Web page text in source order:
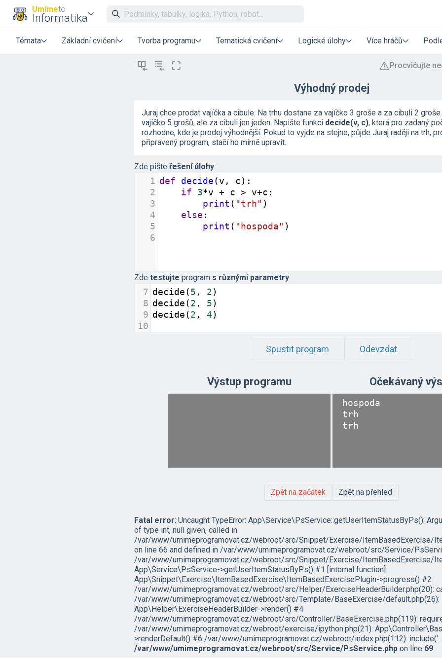
Umímeto
Informatika
Témata Základní cvičení Tvorba programu Tematická cvičení Logické úlohy Více hráčů
Výhodný prodej
Juraj chce prodat vajíčka a cibule. Na trhu dostane za vajíčko 3 groše a za cibuli 2
vajíčko 5 grošů, ale za cibuli jen jeden. Napište funkci decide(v, c), která pro zadaný
rozhodne, kde je prodej výhodnější. Pokud to vyjde na stejno, půjde Juraj raději na trh,
připravený program, stačí ho mírně upravit.
Zde pište řešení úlohy
1 def decide(v , c):
2
if 3*v + c > v+c :
3
print ( "trh" )
4
else :
5
print ( "hospoda" )
6
Zde testujte program s různými parametry
7 decide(5 , 2)
8 decide(2 , 5)
9 decide(2 , 4)
10
Spustit program Odevzdat
Výstup programu Očekávaný
hospoda
trh
Zpět na začátek Zpět na přehled
Fatal error: Uncaught TypeError: App\Service\PsService::getUserItemStatusByPs():
of type int, null given, called in
/var/www/umimeprogramovat.cz/webroot/src/Snippet/Exercise/ItemBasedExercise/
on line 66 and defined in /var/www/umimeprogramovat.cz/webroot/src/Service/
/var/www/umimeprogramovat.cz/webroot/src/Snippet/Exercise/ItemBasedExercise/
App\Service\PsService->getUserItemStatusByPs() #1 [internal function]:
App\Snippet\Exercise\ItemBasedExercise\ItemBasedExercisePlugin->progress() #2
/var/www/umimeprogramovat.cz/webroot/src/Helper/ExerciseHeaderBuilder.php(20):
/var/www/umimeprogramovat.cz/webroot/src/Template/BaseExercise/default.php(26):
App\Helper\ExerciseHeaderBuilder->render() #4
/var/www/umimeprogramovat.cz/webroot/src/Controller/BaseExercise.php(119):
/var/www/umimeprogramovat.cz/webroot/exercise/ipython.php(21):
>renderDefault() #6 /var/www/umimeprogramovat.cz/webroot/index.php(112):
/var/www/umimeprogramovat.cz/webroot/src/Service/PsService.php on line 69